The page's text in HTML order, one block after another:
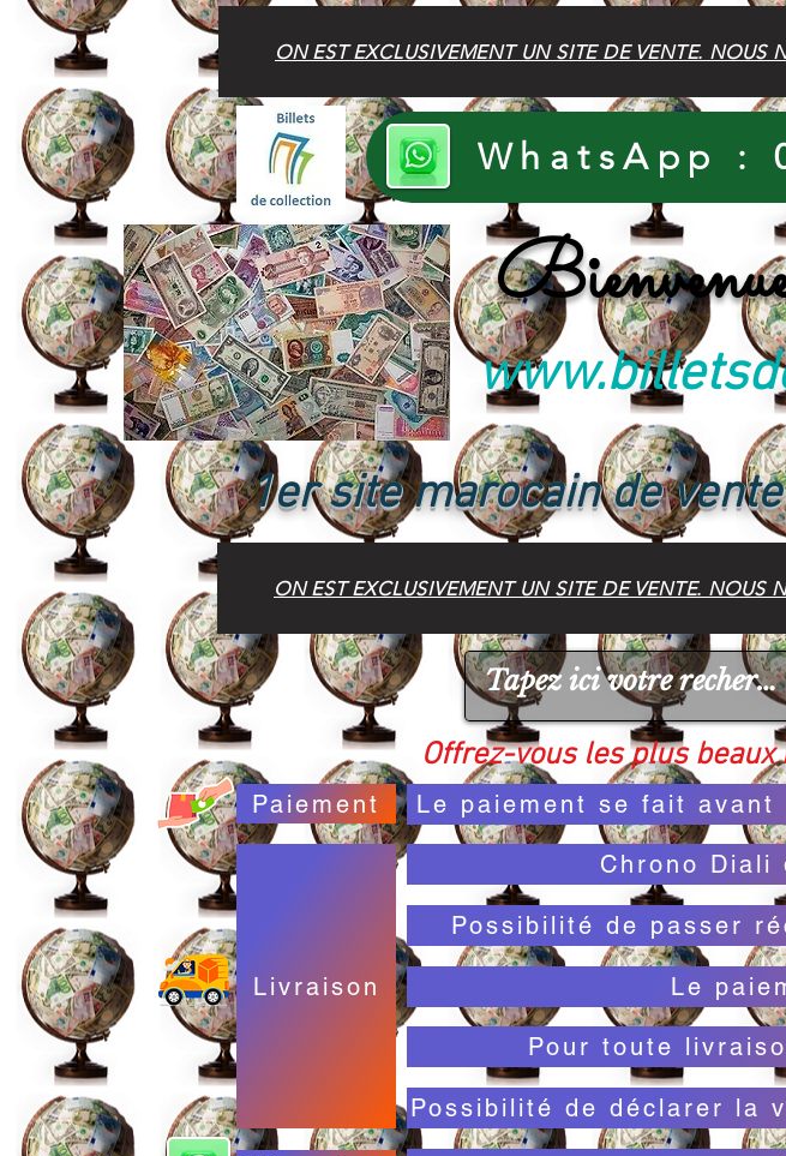
ON EST EXCLUSIVEMENT UN SITE DE VENTE.
WhatsApp :
1er site marocain de
ON EST EXCLUSIVEMENT UN SITE DE VENTE.
Offrez-vous les plus
Paiement Le paiement se fait
Livraison
Chrono Diali
Possibilité de passer
Le
Pour toute